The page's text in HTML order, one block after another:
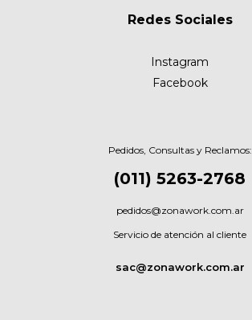
Redes Sociales
Instagram
Facebook
Pedidos, Consultas y Reclamos:
(011) 5263-2768
pedidos@zonawork.com.ar
Servicio de atención al cliente
sac@zonawork.com.ar